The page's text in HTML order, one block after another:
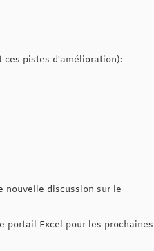
ces pistes d'amélioration):
nouvelle discussion sur le
portail Excel pour les prochaines